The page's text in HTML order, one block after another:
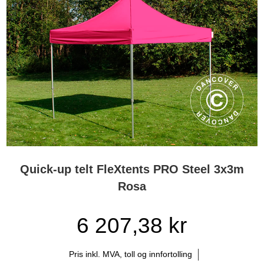
Quick-up telt FleXtents PRO Steel 3x3m
Rosa
6 207,38 kr
Pris inkl. MVA, toll og innfortolling